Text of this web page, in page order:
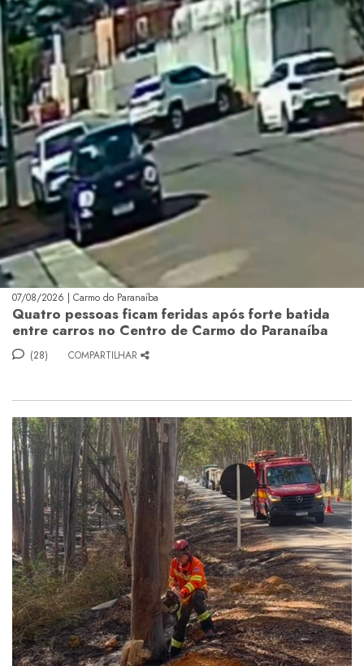
07/08/2026 | Carmo do Paranaíba
Quatro pessoas ficam feridas após forte batida
entre carros no Centro de Carmo do Paranaíba
(28) COMPARTILHAR